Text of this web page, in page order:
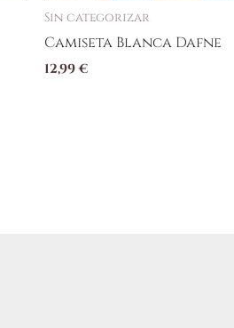
Sin categorizar
Camiseta Blanca Dafne
12,99€